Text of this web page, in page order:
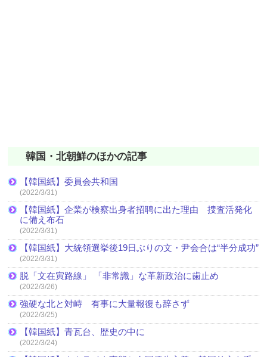
韓国・北朝鮮のほかの記事
【韓国紙】委員会共和国
(2022/3/31)
【韓国紙】企業が検察出身者招聘に出た理由 捜査活発化
に備え布石
(2022/3/31)
【韓国紙】大統領選挙後19日ぶりの文・尹会合は“半分成功”
(2022/3/31)
脱「文在寅路線」 「非常識」な革新政治に歯止め
(2022/3/26)
強硬な北と対峙 有事に大量報復も辞さず
(2022/3/25)
【韓国紙】青瓦台、歴史の中に
(2022/3/24)